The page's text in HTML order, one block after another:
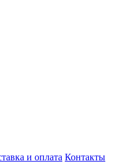
и оплата Контакты